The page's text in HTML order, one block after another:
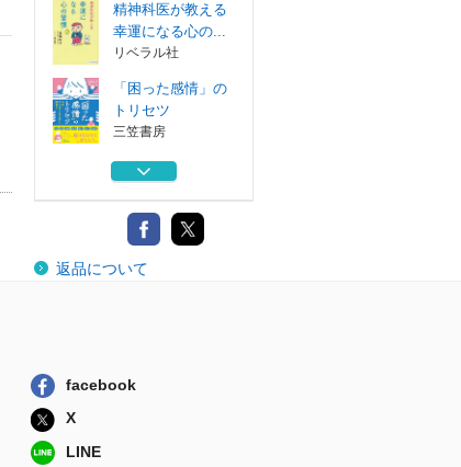
精神科医が教える
幸運になる心の...
リベラル社
「困った感情」の
トリセツ
三笠書房
「消えたい」「も
紀伊國屋書店
ふしぎなくらい心
の居心地がよく...
返品について
facebook
X
LINE